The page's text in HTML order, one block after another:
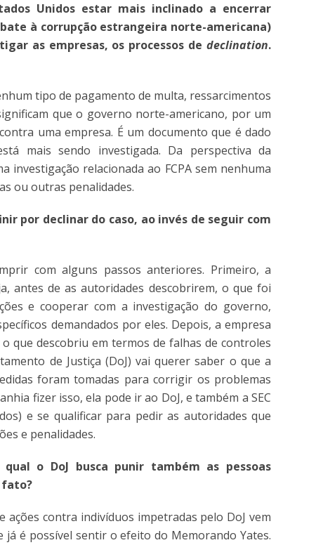
Unidos estar mais inclinado a encerrar
à corrupção estrangeira norte-americana)
as empresas, os processos de declination.
tipo de pagamento de multa, ressarcimentos
que o governo norte-americano, por um
uma empresa. É um documento que é dado
mais sendo investigada. Da perspectiva da
relacionada ao FCPA sem nenhuma
ou outras penalidades.
por declinar do caso, ao invés de seguir com
com alguns passos anteriores. Primeiro, a
antes de as autoridades descobrirem, o que foi
e cooperar com a investigação do governo,
demandados por eles. Depois, a empresa
que descobriu em termos de falhas de controles
de Justiça (DoJ) vai querer saber o que a
foram tomadas para corrigir os problemas
fizer isso, ela pode ir ao DoJ, e também a SEC
e se qualificar para pedir as autoridades que
e penalidades.
o DoJ busca punir também as pessoas
fato?
contra indivíduos impetradas pelo DoJ vem
é possível sentir o efeito do Memorando Yates.